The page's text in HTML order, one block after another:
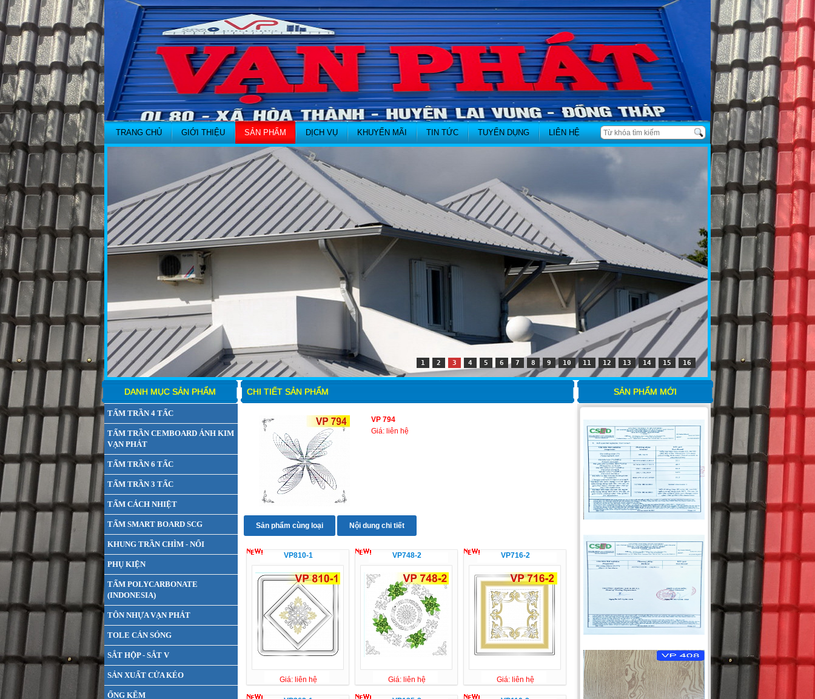
TRANG CHỦ GIỚI THIỆU SẢN PHẨM DỊCH VỤ KHUYẾN MÃI TIN TỨC TUYỂN DỤNG LIÊN HỆ
1 2 3 4 5 6 7 8 9 10 11 12 13 14 15 16
DANH MỤC SẢN PHẨM
TẤM TRẦN 4 TẤC
TẤM TRẦN CEMBOARD ÁNH KIM
VẠN PHÁT
TẤM TRẦN 6 TẤC
TẤM TRẦN 3 TẤC
TẤM CÁCH NHIỆT
TẤM SMART BOARD SCG
KHUNG TRẦN CHÌM - NỔI
PHỤ KIỆN
TẤM POLYCARBONATE
(INDONESIA)
TÔN NHỰA VẠN PHÁT
TOLE CÁN SÓNG
SẮT HỘP - SẮT V
SẢN XUẤT CỬA KÉO
ỐNG KẼM
CHI TIẾT SẢN PHẨM
VP 794
Giá: liên hệ
Sản phẩm cùng loại Nội dung chi tiết
VP810-1
Giá: liên hệ
VP748-2
Giá: liên hệ
VP716-2
Giá: liên hệ
SẢN PHẨM MỚI